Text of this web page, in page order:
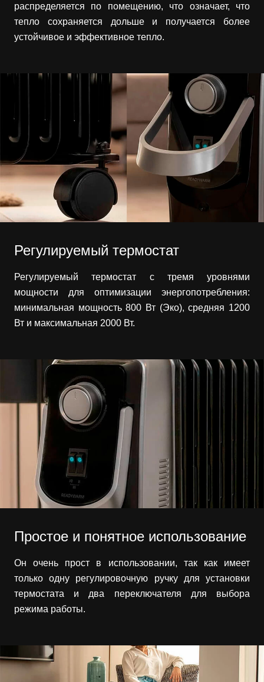
распределяется по помещению, что означает, что
тепло сохраняется дольше и получается более
устойчивое и эффективное тепло.
Регулируемый термостат
Регулируемый термостат с тремя уровнями
мощности для оптимизации энергопотребления:
минимальная мощность 800 Вт (Эко), средняя 1200
Вт и максимальная 2000 Вт.
Простое и понятное использование
Он очень прост в использовании, так как имеет
только одну регулировочную ручку для установки
термостата и два переключателя для выбора
режима работы.